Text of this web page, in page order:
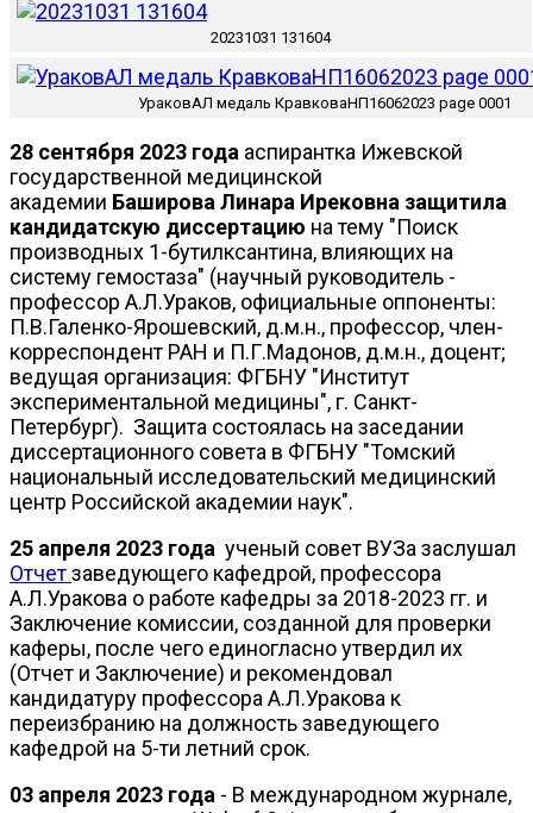
20231031 131604
УраковАЛ медаль КравковаНП16062023 page 0001
28 сентября 2023 года аспирантка Ижевской
государственной медицинской
академии Баширова Линара Ирековна защитила
кандидатскую диссертацию на тему "Поиск
производных 1-бутилксантина, влияющих на
систему гемостаза" (научный руководитель -
профессор А.Л.Ураков, официальные оппоненты:
П.В.Галенко-Ярошевский, д.м.н., профессор, член-
корреспондент РАН и П.Г.Мадонов, д.м.н., доцент;
ведущая организация: ФГБНУ "Институт
экспериментальной медицины", г. Санкт-
Петербург). Защита состоялась на заседании
диссертационного совета в ФГБНУ "Томский
национальный исследовательский медицинский
центр Российской академии наук".
25 апреля 2023 года ученый совет ВУЗа заслушал
Отчетзаведующего кафедрой, профессора
А.Л.Уракова о работе кафедры за 2018-2023 гг. и
Заключение комиссии, созданной для проверки
каферы, после чего единогласно утвердил их
(Отчет и Заключение) и рекомендовал
кандидатуру профессора А.Л.Уракова к
переизбранию на должность заведующего
кафедрой на 5-ти летний срок.
03 апреля 2023 года - В международном журнале,